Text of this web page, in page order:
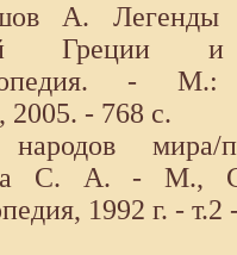
А.
Греции
-
2005. - 768 с.
мира/
С. А. - М.,
1992 г. - т.2